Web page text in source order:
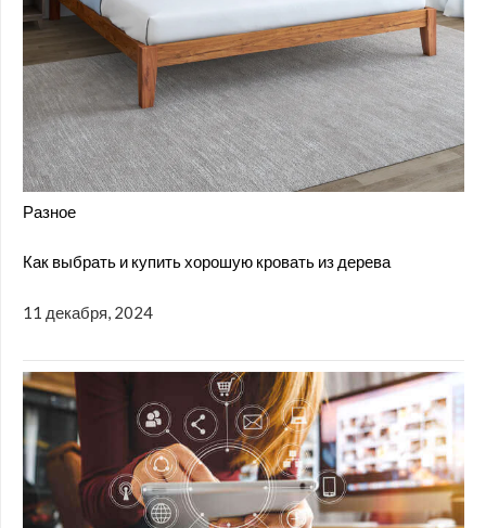
Разное
Как выбрать и купить хорошую кровать из дерева
11 декабря, 2024